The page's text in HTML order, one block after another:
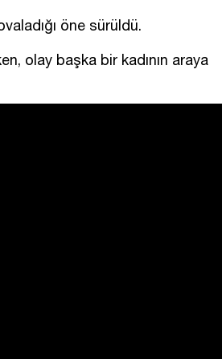
öne sürüldü.
olay başka bir kadının araya